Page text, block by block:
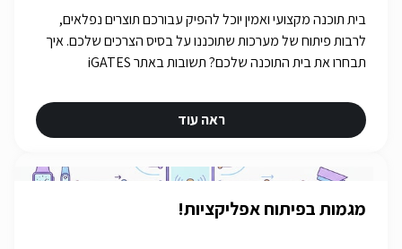
בית תוכנה מקצועי ואמין יוכל להפיק עבורכם תוצרים נפלאים,
לרבות פיתוח של מערכות שתוכננו על בסיס הצרכים שלכם. איך
תבחרו את בית התוכנה שלכם? תשובות באתר iGATES
ראה עוד
מגמות בפיתוח אפליקציות!